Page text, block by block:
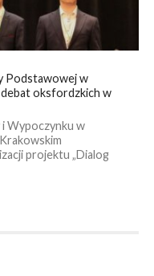
Podstawowej w
oksfordzkich w
Wypoczynku w
projektu „Dialog